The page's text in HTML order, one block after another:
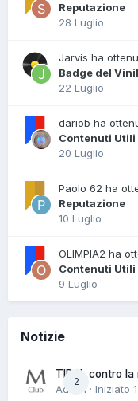
Reputazione
28 Luglio
Jarvis ha
Badge del
22 Luglio
dariob ha
Contenuti Utili
20 Luglio
Paolo 62 ha
Reputazione
10 Luglio
OLIMPIA2 ha
Contenuti Utili
9 Luglio
Notizie
2
TIDAL contro
Admin · Iniziato